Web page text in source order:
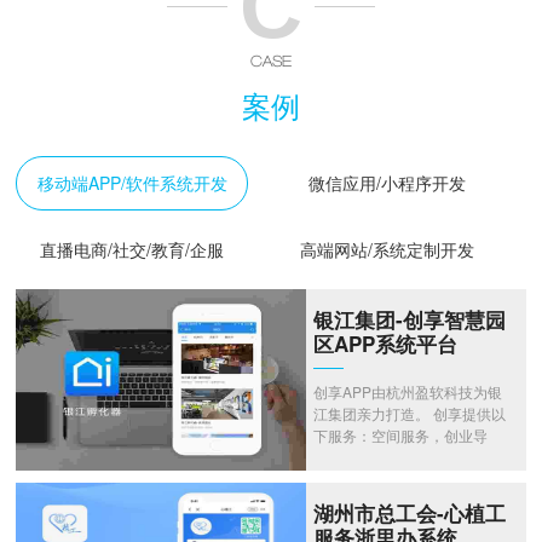
CASE
案例
移动端APP/软件系统开发 微信应用/小程序开发
直播电商/社交/教育/企服 高端网站/系统定制开发
银江集团-创享智慧园
区APP系统平台
创享APP由杭州盈软科技为银
江集团亲力打造。 创享提供以
下服务：空间服务，创业导
务，项目申报，知识产权，法
律服务，人力资源，营销推
湖州市总工会-心植工